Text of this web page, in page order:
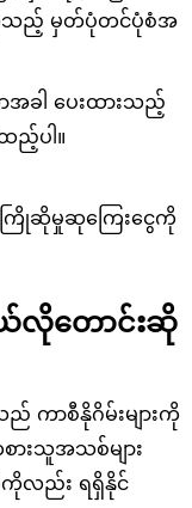
ဆိုသည့် မှတ်ပုံတင်ပုံစံအ
အခါ ပေးထားသည့်
ပါ။
ြိုဆိုမှုဆုကြေးငွေကို
လိုတောင်းဆို
ကာစီနိုဂိမ်းများကို
ားသူအသစ်များ
လည်း ရရှိနိုင်